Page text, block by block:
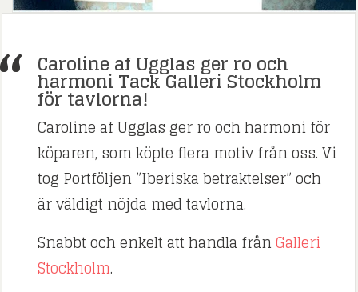
Caroline af Ugglas ger ro och
harmoni Tack Galleri Stockholm
för tavlorna!
Caroline af Ugglas ger ro och harmoni för
köparen, som köpte flera motiv från oss. Vi
tog Portföljen ”Iberiska betraktelser” och
är väldigt nöjda med tavlorna.
Snabbt och enkelt att handla frånGalleri
Stockholm.